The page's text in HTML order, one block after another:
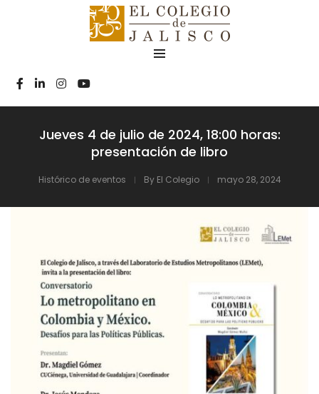
Jueves 4 de julio de 2024, 18:00 horas:
presentación de libro
Histórico de eventos By El Colegio mayo 28, 2024